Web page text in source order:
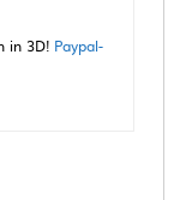
in 3D! Paypal-